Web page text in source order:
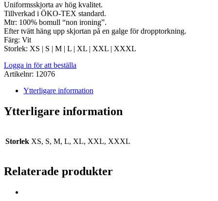
Uniformsskjorta av hög kvalitet.
Tillverkad i ÖKO-TEX standard.
Mtr: 100% bomull “non ironing”.
Efter tvätt häng upp skjortan på en galge för dropptorkning.
Färg: Vit
Storlek: XS | S | M | L | XL | XXL | XXXL
Logga in för att beställa
Artikelnr: 12076
Ytterligare information
Ytterligare information
Storlek XS, S, M, L, XL, XXL, XXXL
Relaterade produkter